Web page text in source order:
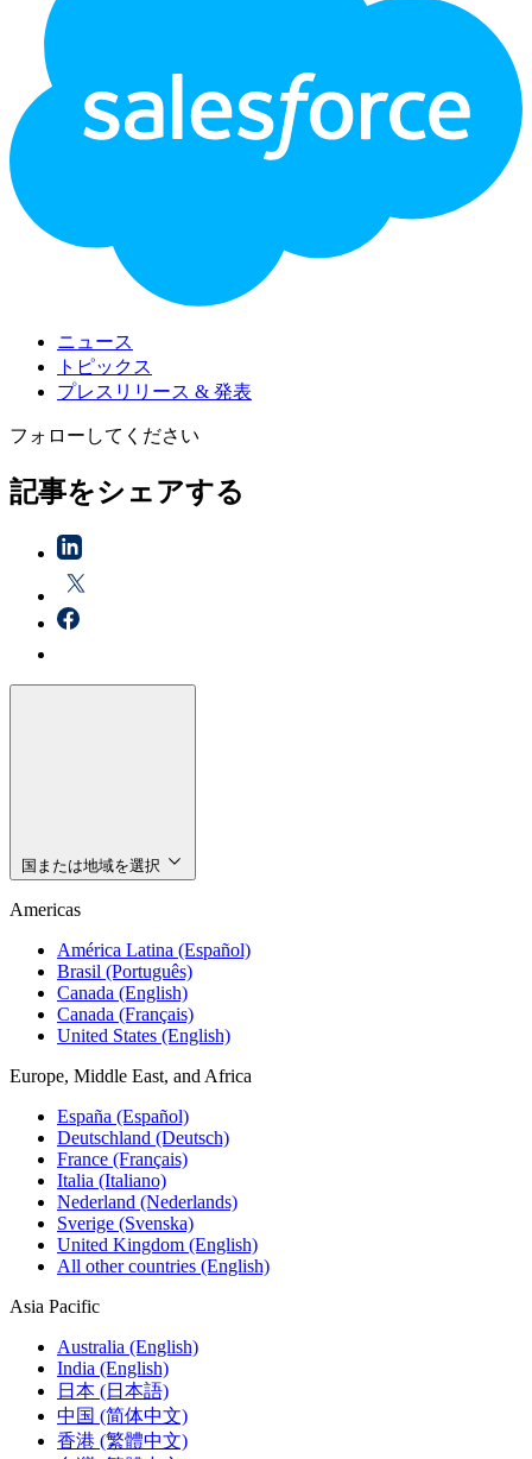
ー・
ニュース
トピックス
プレスリリース & 発表
フォローしてください
記事をシェアする
国または地域を選択
Americas
América Latina (Español)
Brasil (Português)
Canada (English)
Canada (Français)
United States (English)
Europe, Middle East, and Africa
España (Español)
Deutschland (Deutsch)
France (Français)
Italia (Italiano)
Nederland (Nederlands)
Sverige (Svenska)
United Kingdom (English)
All other countries (English)
Asia Pacific
Australia (English)
India (English)
日本 (日本語)
中国 (简体中文)
香港 (繁體中文)